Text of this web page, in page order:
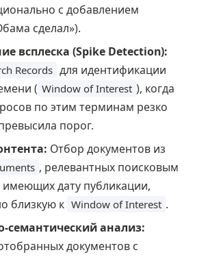
с добавлением
сделал»).
всплеска (Spike Detection):
Records для идентификации
( Window of Interest ), когда
по этим терминам резко
порог.
Отбор документов из
, релевантных поисковым
дату публикации,
близкую к Window of Interest .
семантический анализ:
документов с